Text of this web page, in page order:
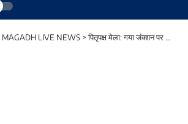
MAGADH LIVE NEWS >पितृपक्ष मेला: गया जंक्शन पर यात्रियों की सुविधा हेतु व्यापक कार्य योजना, मंडल मुख्यालय स्तर पर की जा रही निगरानी